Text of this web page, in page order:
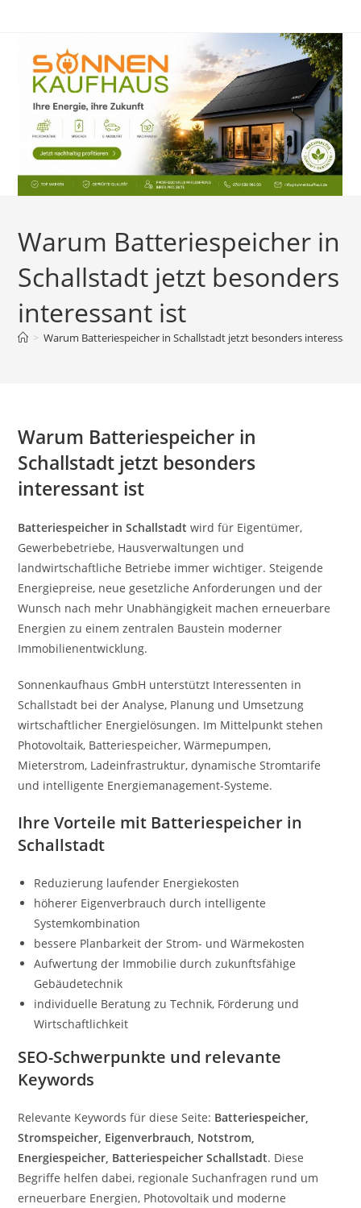
Warum Batteriespeicher in
Schallstadt jetzt besonders
interessant ist
> Warum Batteriespeicher in Schallstadt jetzt besonders
Warum Batteriespeicher in
Schallstadt jetzt besonders
interessant ist
Batteriespeicher in Schallstadt wird für Eigentümer,
Gewerbebetriebe, Hausverwaltungen und
landwirtschaftliche Betriebe immer wichtiger. Steigende
Energiepreise, neue gesetzliche Anforderungen und der
Wunsch nach mehr Unabhängigkeit machen erneuerbare
Energien zu einem zentralen Baustein moderner
Immobilienentwicklung.
Sonnenkaufhaus GmbH unterstützt Interessenten in
Schallstadt bei der Analyse, Planung und Umsetzung
wirtschaftlicher Energielösungen. Im Mittelpunkt stehen
Photovoltaik, Batteriespeicher, Wärmepumpen,
Mieterstrom, Ladeinfrastruktur, dynamische Stromtarife
und intelligente Energiemanagement-Systeme.
Ihre Vorteile mit Batteriespeicher in
Schallstadt
Reduzierung laufender Energiekosten
höherer Eigenverbrauch durch intelligente
Systemkombination
bessere Planbarkeit der Strom- und Wärmekosten
Aufwertung der Immobilie durch zukunftsfähige
Gebäudetechnik
individuelle Beratung zu Technik, Förderung und
Wirtschaftlichkeit
SEO-Schwerpunkte und relevante
Keywords
Relevante Keywords für diese Seite: Batteriespeicher,
Stromspeicher, Eigenverbrauch, Notstrom,
Energiespeicher, Batteriespeicher Schallstadt. Diese
Begriffe helfen dabei, regionale Suchanfragen rund um
erneuerbare Energien, Photovoltaik und moderne